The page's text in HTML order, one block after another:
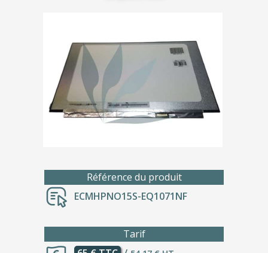
Référence du produit
ECMHPNO15S-EQ1071NF
Tarif